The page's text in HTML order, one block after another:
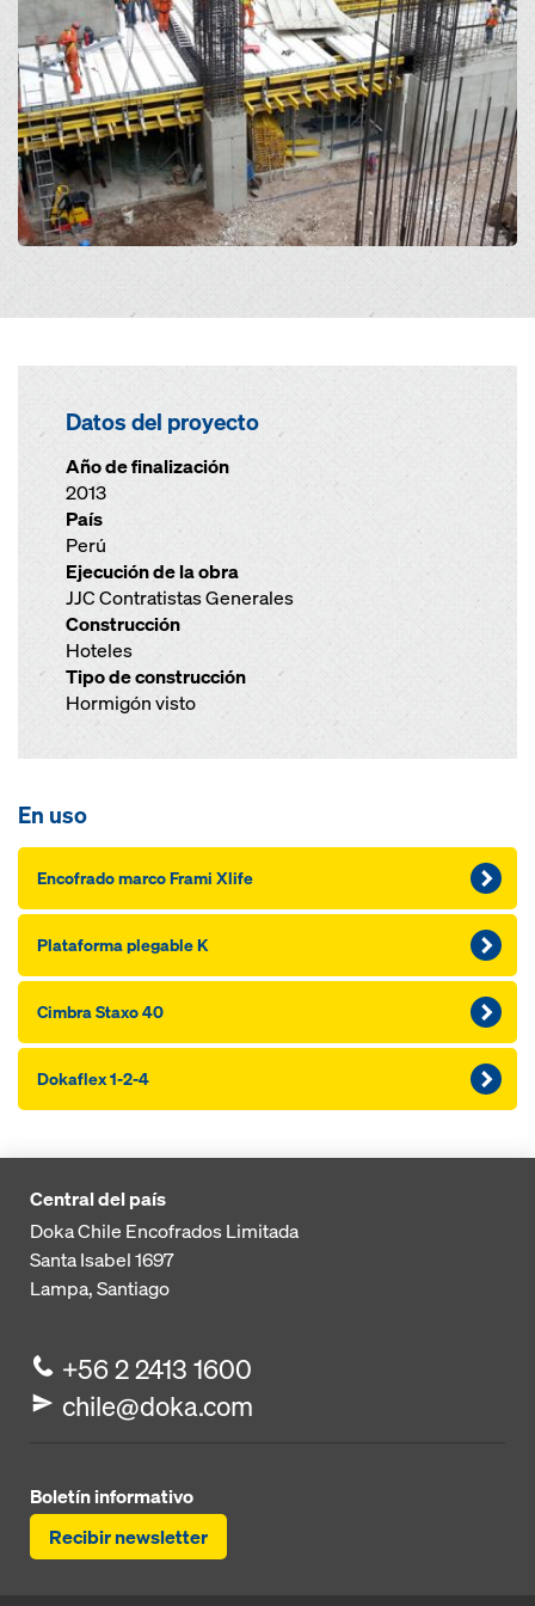
Datos del proyecto
Año de finalización
2013
País
Perú
Ejecución de la obra
JJC Contratistas Generales
Construcción
Hoteles
Tipo de construcción
Hormigón visto
En uso
Encofrado marco Frami Xlife
Plataforma plegable K
Cimbra Staxo 40
Dokaflex 1-2-4
Central del país
Doka Chile Encofrados Limitada
Santa Isabel 1697
Lampa, Santiago
+56 2 2413 1600
chile@doka.com
Boletín informativo
Recibir newsletter